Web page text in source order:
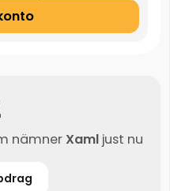
nämner Xaml just nu